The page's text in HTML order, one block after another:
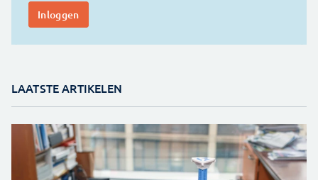
LAATSTE ARTIKELEN